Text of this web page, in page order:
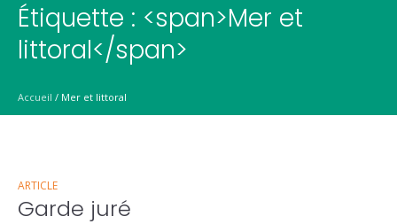
Étiquette : <span>Mer et
littoral</span>
Accueil / Mer et littoral
ARTICLE
Garde juré